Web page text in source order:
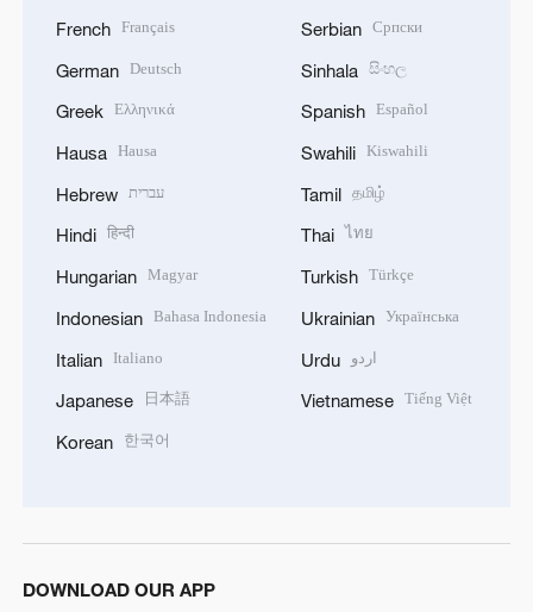
French Français
German Deutsch
Greek Ελληνικά
Hausa Hausa
Hebrew עברית
Hindi हिन्दी
Hungarian Magyar
Indonesian Bahasa Indonesia
Italian Italiano
Japanese 日本語
Korean 한국어
Serbian Српски
Sinhala සිංහල
Spanish Español
Swahili Kiswahili
Tamil தமிழ்
Thai ไทย
Turkish Türkçe
Ukrainian Українська
Urdu اردو
Vietnamese Tiếng Việt
DOWNLOAD OUR APP